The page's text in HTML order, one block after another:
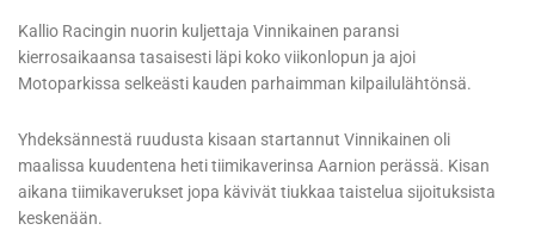
Kallio Racingin nuorin kuljettaja Vinnikainen paransi
kierrosaikaansa tasaisesti läpi koko viikonlopun ja ajoi
Motoparkissa selkeästi kauden parhaimman kilpailulähtönsä.
Yhdeksännestä ruudusta kisaan startannut Vinnikainen oli
maalissa kuudentena heti tiimikaverinsa Aarnion perässä. Kisan
aikana tiimikaverukset jopa kävivät tiukkaa taistelua sijoituksista
keskenään.